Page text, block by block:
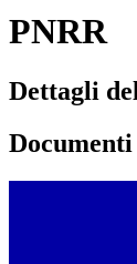
PNRR
Dettagli
Documenti